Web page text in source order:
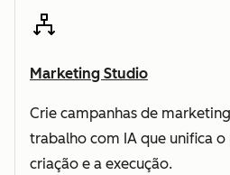
Marketing Studio
Crie campanhas de
trabalho com IA que unifica
criação e a execução.